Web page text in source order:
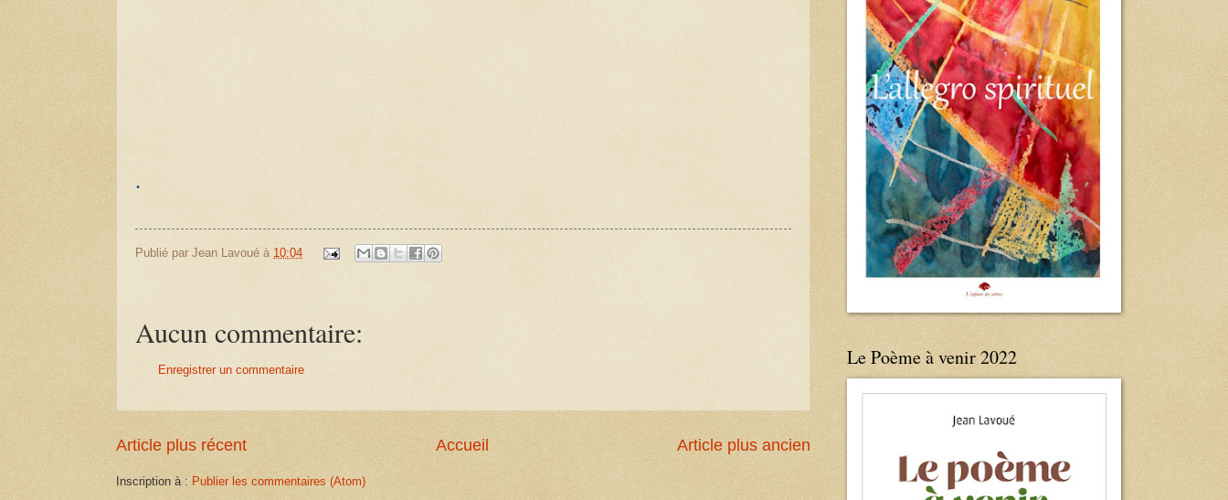
.
Publié par Jean Lavoué à 10:04
Aucun commentaire:
Enregistrer un commentaire
Article plus récent Article plus ancien
Accueil
Inscription à : Publier les commentaires (Atom)
Le Poème à venir 2022